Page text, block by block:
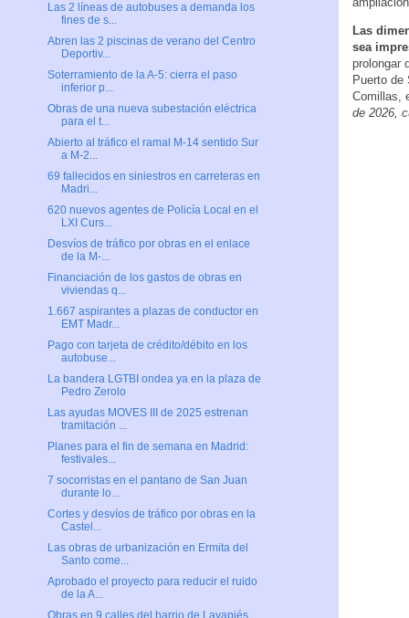
Las
sea
prolongar
Puerto de
Comillas,
de 2026,
Las 2 líneas de autobuses a demanda los
fines de s...
Abren las 2 piscinas de verano del Centro
Deportiv...
Soterramiento de la A-5: cierra el paso
inferior p...
Obras de una nueva subestación eléctrica
para el t...
Abierto al tráfico el ramal M-14 sentido Sur
a M-2...
69 fallecidos en siniestros en carreteras en
Madri...
620 nuevos agentes de Policía Local en el
LXI Curs...
Desvíos de tráfico por obras en el enlace
de la M-...
Financiación de los gastos de obras en
viviendas q...
1.667 aspirantes a plazas de conductor en
EMT Madr...
Pago con tarjeta de crédito/débito en los
autobuse...
La bandera LGTBI ondea ya en la plaza de
Pedro Zerolo
Las ayudas MOVES III de 2025 estrenan
tramitación ...
Planes para el fin de semana en Madrid:
festivales...
7 socorristas en el pantano de San Juan
durante lo...
Cortes y desvíos de tráfico por obras en la
Castel...
Las obras de urbanización en Ermita del
Santo come...
Aprobado el proyecto para reducir el ruido
de la A...
Obras en 9 calles del barrio de Lavapiés